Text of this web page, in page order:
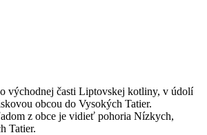
východnej časti Liptovskej kotliny, v údolí
obcou do Vysokých Tatier.
z obce je vidieť pohoria Nízkych,
Tatier.